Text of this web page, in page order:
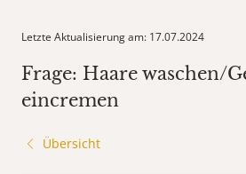
Letzte Aktualisierung am: 17.07.2024
Frage: Haare waschen/
eincremen
Übersicht